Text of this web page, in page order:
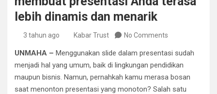
lebih dinamis dan menarik
3 tahun ago Kabar Trust No Comments
UNMAHA – Menggunakan slide dalam presentasi sudah
menjadi hal yang umum, baik di lingkungan pendidikan
maupun bisnis. Namun, pernahkah kamu merasa bosan
saat menonton presentasi yang monoton? Salah satu